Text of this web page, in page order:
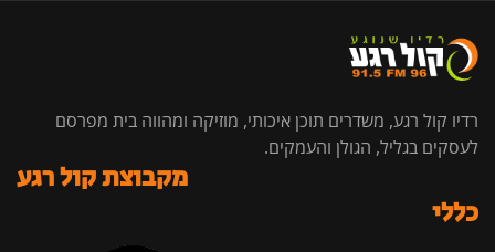
רדיו קול רגע, משדרים תוכן איכותי, מוזיקה ומהווה בית מפרסם
לעסקים בגליל, הגולן והעמקים.
כללי
מקבוצת קול רגע